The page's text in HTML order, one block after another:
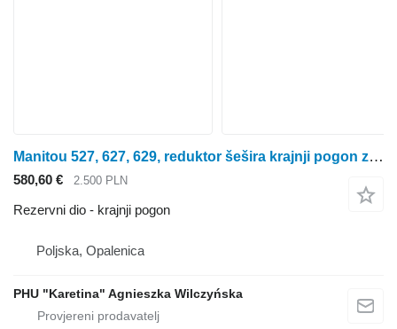
Manitou 527, 627, 629, reduktor šešira krajnji pogon za Manitou 527 , 627 , 629 poljoprivrednog utovarivača
580,60 € 2.500 PLN
Rezervni dio - krajnji pogon
Poljska, Opalenica
PHU "Karetina" Agnieszka Wilczyńska